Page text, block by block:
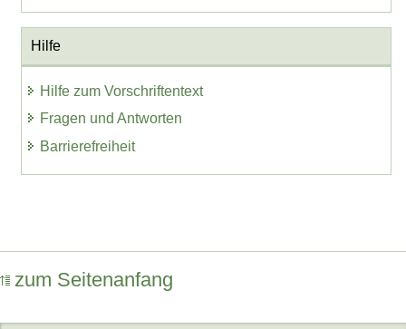
Hilfe
Hilfe zum Vorschriftentext
Fragen und Antworten
Barrierefreiheit
zum Seitenanfang